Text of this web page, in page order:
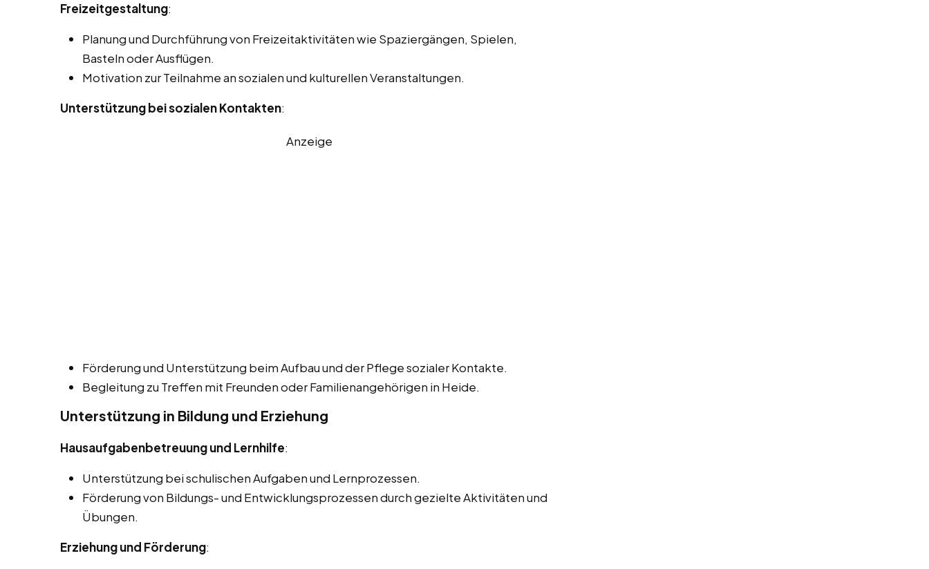
Freizeitgestaltung:
Planung und Durchführung von Freizeitaktivitäten wie Spaziergängen, Spielen,
Basteln oder Ausflügen.
Motivation zur Teilnahme an sozialen und kulturellen Veranstaltungen.
Unterstützung bei sozialen Kontakten:
Anzeige
Förderung und Unterstützung beim Aufbau und der Pflege sozialer Kontakte.
Begleitung zu Treffen mit Freunden oder Familienangehörigen in Heide.
Unterstützung in Bildung und Erziehung
Hausaufgabenbetreuung und Lernhilfe:
Unterstützung bei schulischen Aufgaben und Lernprozessen.
Förderung von Bildungs- und Entwicklungsprozessen durch gezielte Aktivitäten und
Übungen.
Erziehung und Förderung: